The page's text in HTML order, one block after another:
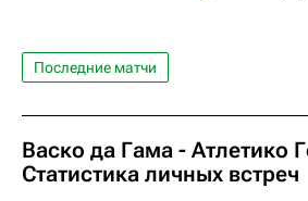
Последние матчи
Васко да Гама - Атлетико
Статистика личных встреч